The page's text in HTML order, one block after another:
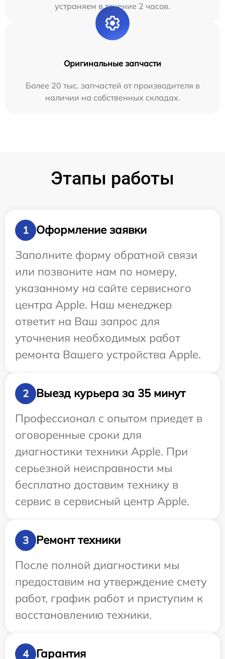
устраняем в течение 2 часов.
Оригинальные запчасти
Более 20 тыс. запчастей от производителя в
наличии на собственных складах.
Этапы работы
1
Оформление заявки
Заполните форму обратной связи
или позвоните нам по номеру,
указанному на сайте сервисного
центра Apple. Наш менеджер
ответит на Ваш запрос для
уточнения необходимых работ
ремонта Вашего устройства Apple.
2
Выезд курьера за 35 минут
Профессионал с опытом приедет в
оговоренные сроки для
диагностики техники Apple. При
серьезной неисправности мы
бесплатно доставим технику в
сервис в сервисный центр Apple.
3
Ремонт техники
После полной диагностики мы
предоставим на утверждение смету
работ, график работ и приступим к
восстановлению техники.
4 Гарантия